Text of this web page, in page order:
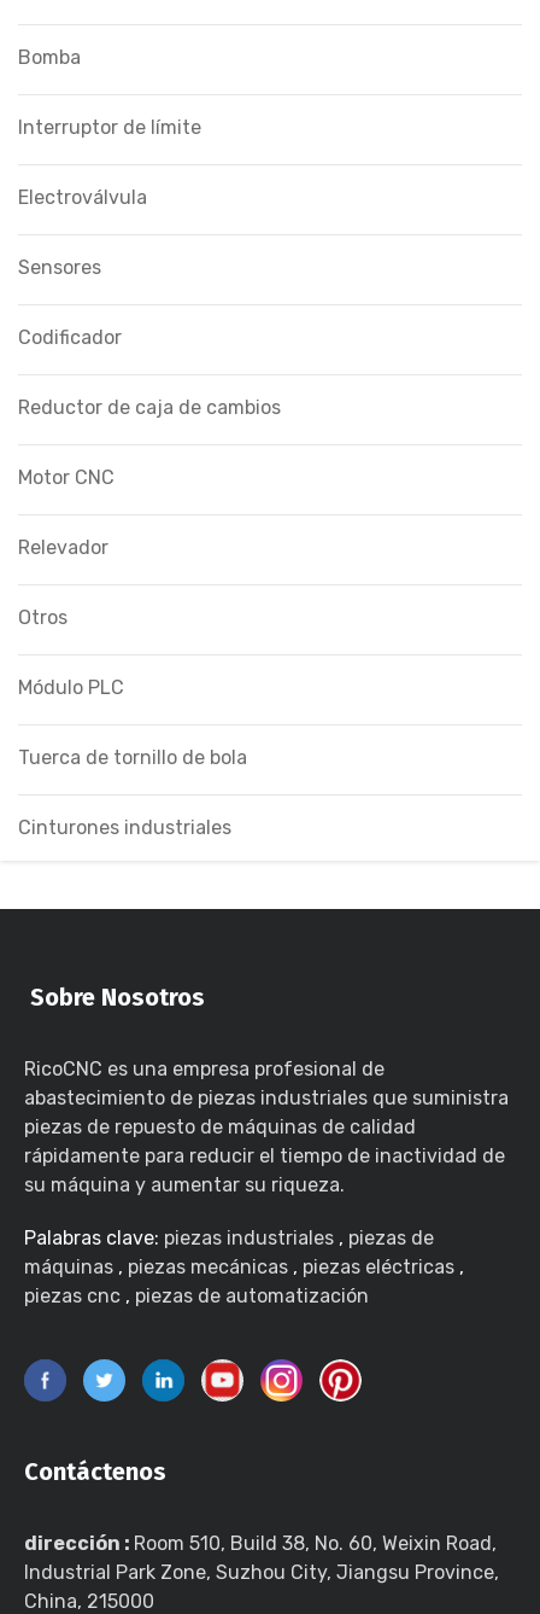
Bomba
Interruptor de límite
Electroválvula
Sensores
Codificador
Reductor de caja de cambios
Motor CNC
Relevador
Otros
Módulo PLC
Tuerca de tornillo de bola
Cinturones industriales
Sobre Nosotros
RicoCNC es una empresa profesional de
abastecimiento de piezas industriales que suministra
piezas de repuesto de máquinas de calidad
rápidamente para reducir el tiempo de inactividad de
su máquina y aumentar su riqueza.
Palabras clave: piezas industriales , piezas de
máquinas , piezas mecánicas , piezas eléctricas ,
piezas cnc , piezas de automatización
Contáctenos
dirección : Room 510, Build 38, No. 60, Weixin Road,
Industrial Park Zone, Suzhou City, Jiangsu Province,
China, 215000